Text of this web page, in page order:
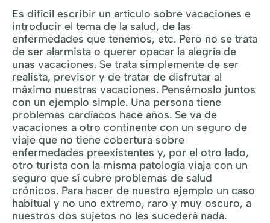
Es difícil escribir un artículo sobre vacaciones e
introducir el tema de la salud, de las
enfermedades que tenemos, etc. Pero no se trata
de ser alarmista o querer opacar la alegría de
unas vacaciones. Se trata simplemente de ser
realista, previsor y de tratar de disfrutar al
máximo nuestras vacaciones. Pensémoslo juntos
con un ejemplo simple. Una persona tiene
problemas cardíacos hace años. Se va de
vacaciones a otro continente con un seguro de
viaje que no tiene cobertura sobre
enfermedades preexistentes y, por el otro lado,
otro turista con la misma patología viaja con un
seguro que sí cubre problemas de salud
crónicos. Para hacer de nuestro ejemplo un caso
habitual y no uno extremo, raro y muy oscuro, a
nuestros dos sujetos no les sucederá nada.